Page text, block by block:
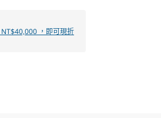
，即可現折